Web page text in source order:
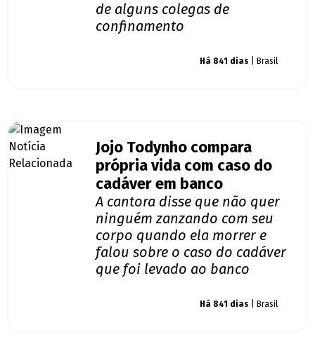
de alguns colegas de
confinamento
Há 841 dias | Brasil
Jojo Todynho compara
própria vida com caso do
cadáver em banco
A cantora disse que não quer
ninguém zanzando com seu
corpo quando ela morrer e
falou sobre o caso do cadáver
que foi levado ao banco
Há 841 dias | Brasil